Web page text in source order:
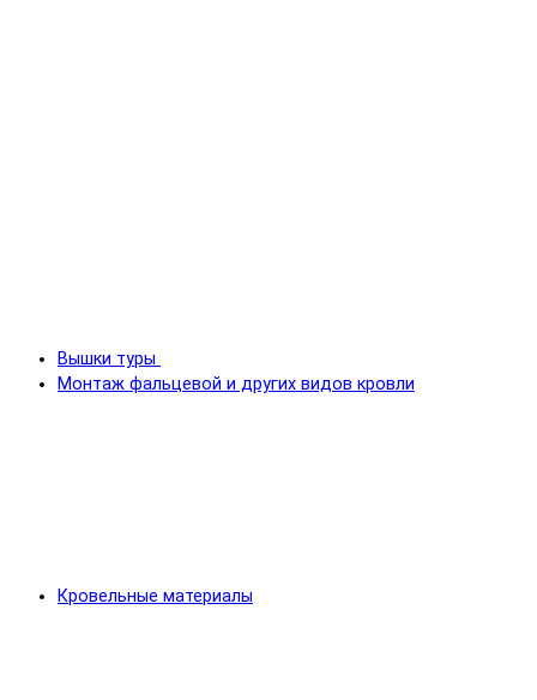
Вышки туры
Монтаж фальцевой и других видов кровли
Кровельные материалы